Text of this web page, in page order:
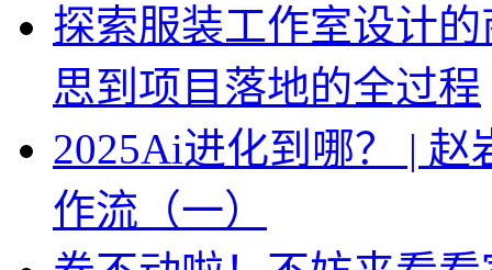
探索服装工作室设计
思到项目落地的全过程
2025Ai进化到哪？ |
作流（一）